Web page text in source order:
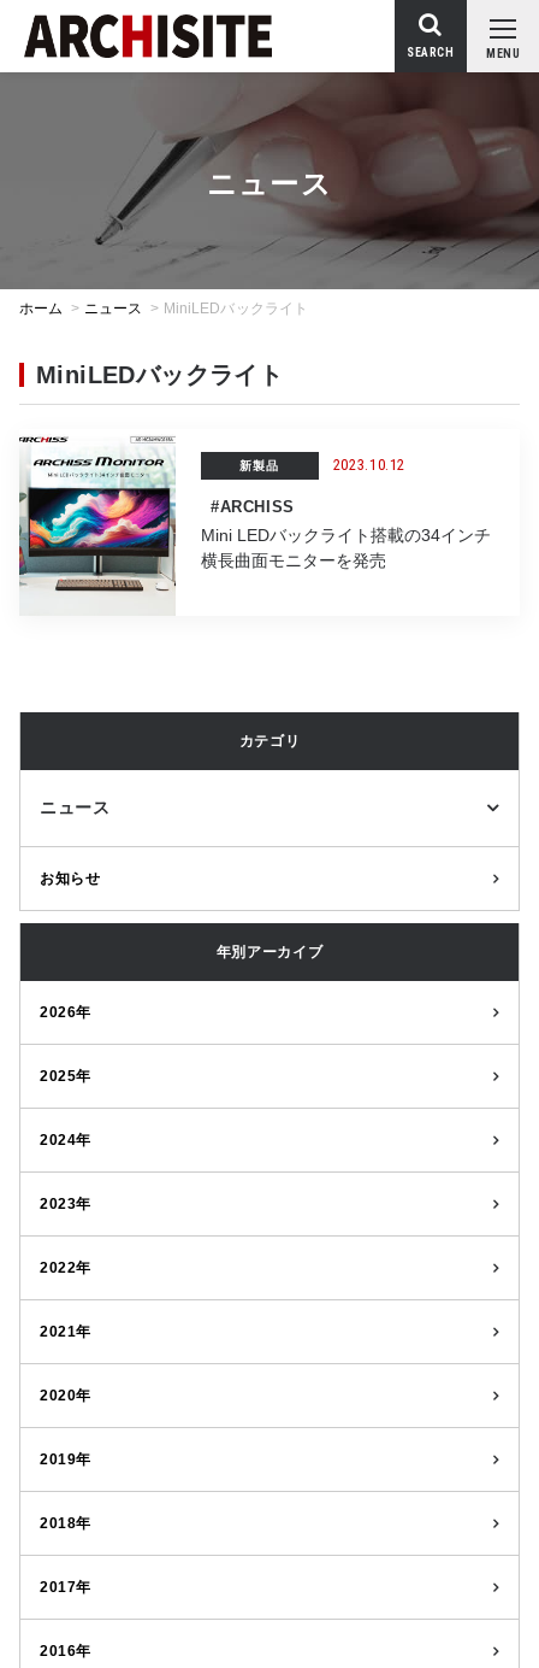
MENU
SEARCH
ニュース
ホーム > ニュース > MiniLEDバックライト
MiniLEDバックライト
新製品 2023.10.12
#ARCHISS
Mini LEDバックライト搭載の34インチ
横長曲面モニターを発売
カテゴリ
ニュース
お知らせ
年別アーカイブ
2026年
2025年
2024年
2023年
2022年
2021年
2020年
2019年
2018年
2017年
2016年